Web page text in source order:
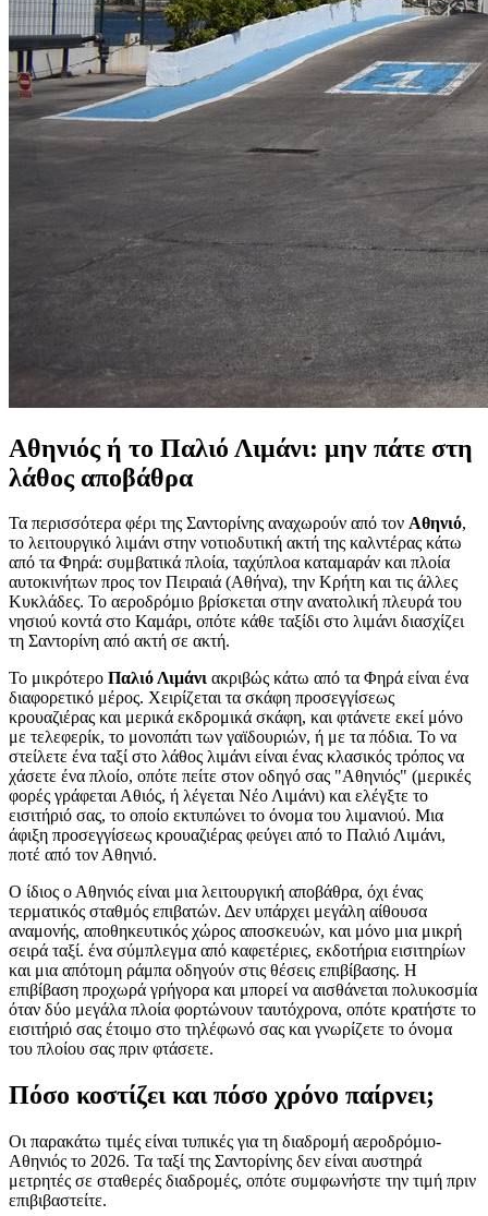
Αθηνιός ή το Παλιό Λιμάνι: μην πάτε στη
λάθος αποβάθρα
Τα περισσότερα φέρι της Σαντορίνης αναχωρούν από τον Αθηνιό,
το λειτουργικό λιμάνι στην νοτιοδυτική ακτή της καλντέρας κάτω
από τα Φηρά: συμβατικά πλοία, ταχύπλοα καταμαράν και πλοία
αυτοκινήτων προς τον Πειραιά (Αθήνα), την Κρήτη και τις άλλες
Κυκλάδες. Το αεροδρόμιο βρίσκεται στην ανατολική πλευρά του
νησιού κοντά στο Καμάρι, οπότε κάθε ταξίδι στο λιμάνι διασχίζει
τη Σαντορίνη από ακτή σε ακτή.
Το μικρότερο Παλιό Λιμάνι ακριβώς κάτω από τα Φηρά είναι ένα
διαφορετικό μέρος. Χειρίζεται τα σκάφη προσεγγίσεως
κρουαζιέρας και μερικά εκδρομικά σκάφη, και φτάνετε εκεί μόνο
με τελεφερίκ, το μονοπάτι των γαϊδουριών, ή με τα πόδια. Το να
στείλετε ένα ταξί στο λάθος λιμάνι είναι ένας κλασικός τρόπος να
χάσετε ένα πλοίο, οπότε πείτε στον οδηγό σας "Αθηνιός" (μερικές
φορές γράφεται Αθιός, ή λέγεται Νέο Λιμάνι) και ελέγξτε το
εισιτήριό σας, το οποίο εκτυπώνει το όνομα του λιμανιού. Μια
άφιξη προσεγγίσεως κρουαζιέρας φεύγει από το Παλιό Λιμάνι,
ποτέ από τον Αθηνιό.
Ο ίδιος ο Αθηνιός είναι μια λειτουργική αποβάθρα, όχι ένας
τερματικός σταθμός επιβατών. Δεν υπάρχει μεγάλη αίθουσα
αναμονής, αποθηκευτικός χώρος αποσκευών, και μόνο μια μικρή
σειρά ταξί. ένα σύμπλεγμα από καφετέριες, εκδοτήρια εισιτηρίων
και μια απότομη ράμπα οδηγούν στις θέσεις επιβίβασης. Η
επιβίβαση προχωρά γρήγορα και μπορεί να αισθάνεται πολυκοσμία
όταν δύο μεγάλα πλοία φορτώνουν ταυτόχρονα, οπότε κρατήστε το
εισιτήριό σας έτοιμο στο τηλέφωνό σας και γνωρίζετε το όνομα
του πλοίου σας πριν φτάσετε.
Πόσο κοστίζει και πόσο χρόνο παίρνει;
Οι παρακάτω τιμές είναι τυπικές για τη διαδρομή αεροδρόμιο-
Αθηνιός το 2026. Τα ταξί της Σαντορίνης δεν είναι αυστηρά
μετρητές σε σταθερές διαδρομές, οπότε συμφωνήστε την τιμή πριν
επιβιβαστείτε.